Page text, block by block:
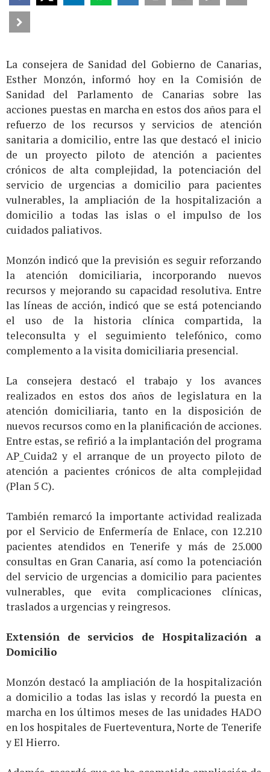
La consejera de Sanidad del Gobierno de Canarias,
Esther Monzón, informó hoy en la Comisión de
Sanidad del Parlamento de Canarias sobre las
acciones puestas en marcha en estos dos años para el
refuerzo de los recursos y servicios de atención
sanitaria a domicilio, entre las que destacó el inicio
de un proyecto piloto de atención a pacientes
crónicos de alta complejidad, la potenciación del
servicio de urgencias a domicilio para pacientes
vulnerables, la ampliación de la hospitalización a
domicilio a todas las islas o el impulso de los
cuidados paliativos.
Monzón indicó que la previsión es seguir reforzando
la atención domiciliaria, incorporando nuevos
recursos y mejorando su capacidad resolutiva. Entre
las líneas de acción, indicó que se está potenciando
el uso de la historia clínica compartida, la
teleconsulta y el seguimiento telefónico, como
complemento a la visita domiciliaria presencial.
La consejera destacó el trabajo y los avances
realizados en estos dos años de legislatura en la
atención domiciliaria, tanto en la disposición de
nuevos recursos como en la planificación de acciones.
Entre estas, se refirió a la implantación del programa
AP_Cuida2 y el arranque de un proyecto piloto de
atención a pacientes crónicos de alta complejidad
(Plan 5 C).
También remarcó la importante actividad realizada
por el Servicio de Enfermería de Enlace, con 12.210
pacientes atendidos en Tenerife y más de 25.000
consultas en Gran Canaria, así como la potenciación
del servicio de urgencias a domicilio para pacientes
vulnerables, que evita complicaciones clínicas,
traslados a urgencias y reingresos.
Extensión de servicios de Hospitalización a
Domicilio
Monzón destacó la ampliación de la hospitalización
a domicilio a todas las islas y recordó la puesta en
marcha en los últimos meses de las unidades HADO
en los hospitales de Fuerteventura, Norte de Tenerife
y El Hierro.